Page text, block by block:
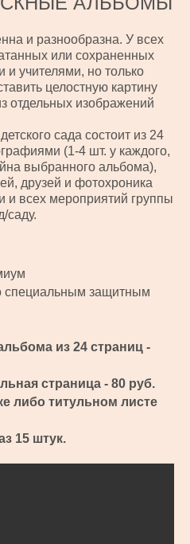
и разнообразна. У всех
или сохраненных
и учителями, но только
целостную картину
отдельных изображений
сада состоит из 24
(1-4 шт. у каждого,
выбранного альбома),
друзей и фотохроника
и всех мероприятий группы
саду.
специальным защитным
из 24 страниц -
страница - 80 руб.
либо титульном листе
15 штук.